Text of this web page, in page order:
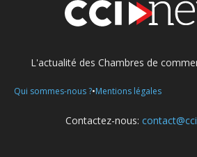
L'actualité des Chambres de
Qui sommes-nous ?•Mentions légales
Contactez-nous: